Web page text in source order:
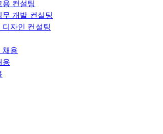
컨설팅
개발 컨설팅
자인 컨설팅
채용
용